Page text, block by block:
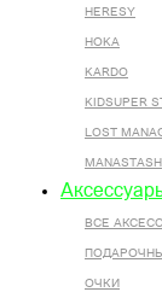
HERESY
HOKA
KARDO
KIDSUPER
LOST
MANASTASH
ВСЕ
ОЧКИ